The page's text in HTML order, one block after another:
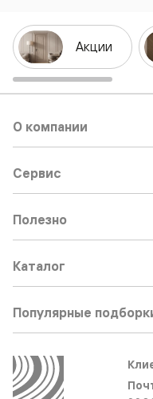
Акции
О компании
Сервис
Полезно
Каталог
Популярные